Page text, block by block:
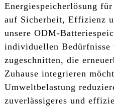
Energiespeicherlösung
auf Sicherheit, Effizienz
unsere ODM-
individuellen Bedürfnisse
zugeschnitten, die
Zuhause integrieren
Umweltbelastung
zuverlässigeres und